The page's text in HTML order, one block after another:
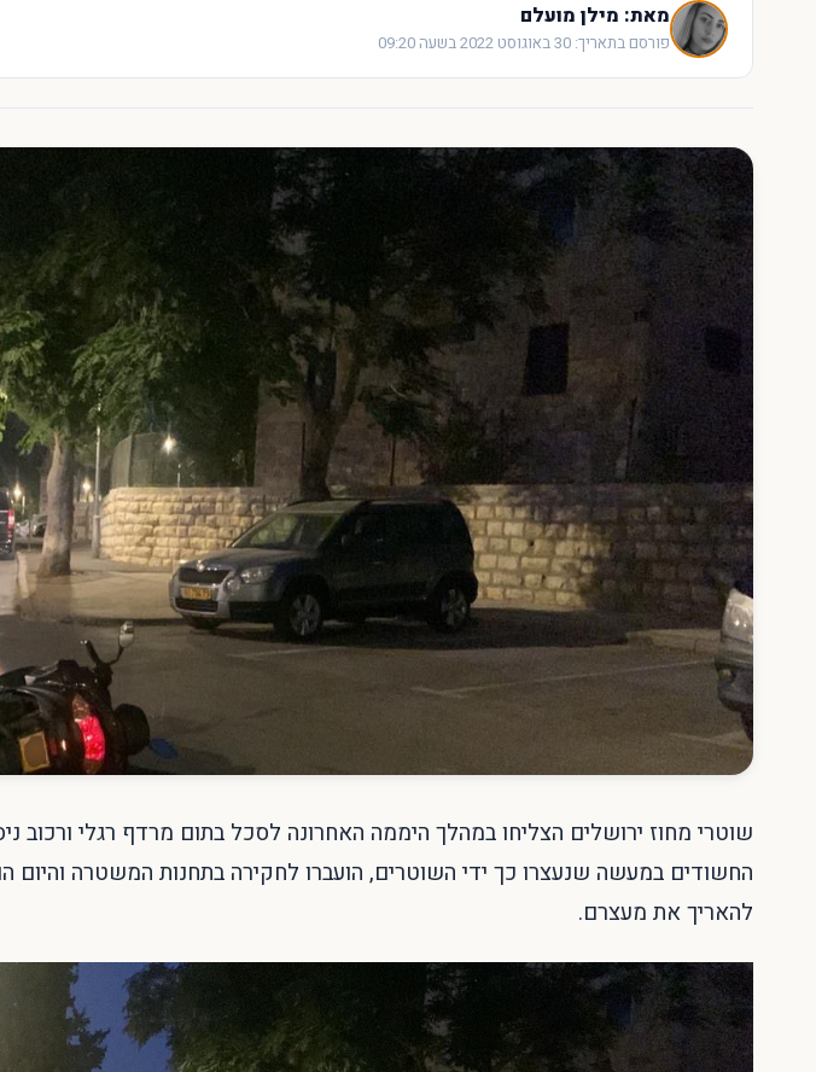
מאת: מילן מועלם
פורסם בתאריך: 30 באוגוסט 2022 בשעה 09:20
שוטרי מחוז ירושלים הצליחו במהלך היממה האחרונה לסכל בתום מרדף רגלי ורכוב
החשודים במעשה שנעצרו כך ידי השוטרים, הועברו לחקירה בתחנות המשטרה והיום
להאריך את מעצרם.